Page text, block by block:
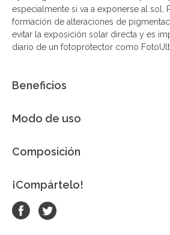
especialmente si va a exponerse al sol.
formación de alteraciones de
evitar la exposición solar directa y es
diario de un fotoprotector como
Beneficios
Modo de uso
Composición
¡Compártelo!